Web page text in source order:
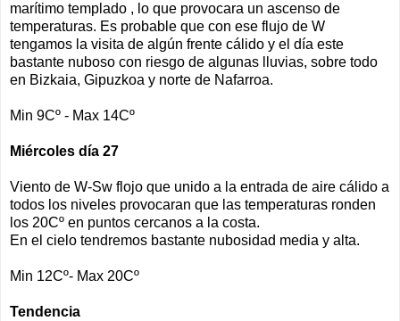
marítimo templado , lo que provocara un ascenso de
temperaturas. Es probable que con ese flujo de W
tengamos la visita de algún frente cálido y el día este
bastante nuboso con riesgo de algunas lluvias, sobre todo
en Bizkaia, Gipuzkoa y norte de Nafarroa.
Min 9Cº - Max 14Cº
Miércoles día 27
Viento de W-Sw flojo que unido a la entrada de aire cálido a
todos los niveles provocaran que las temperaturas ronden
los 20Cº en puntos cercanos a la costa.
En el cielo tendremos bastante nubosidad media y alta.
Min 12Cº- Max 20Cº
Tendencia